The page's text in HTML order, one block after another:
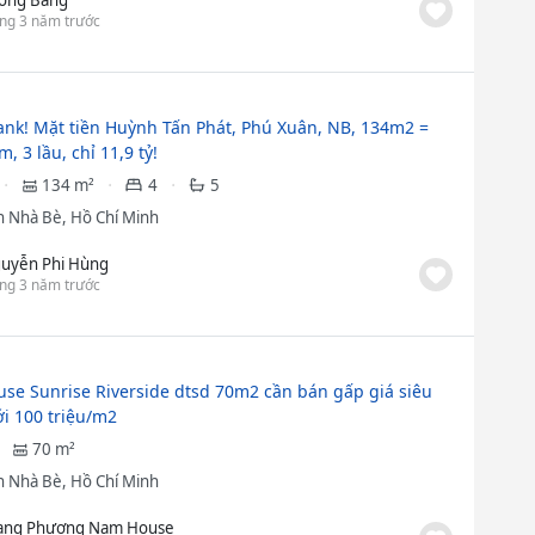
3 năm trước
Mặt tiền Huỳnh Tấn Phát, Phú Xuân, NB, 134m2 =
3 lầu, chỉ 11,9 tỷ!
134 m² 4
5
Nhà Bè, Hồ Chí Minh
Phi Hùng
3 năm trước
Sunrise Riverside dtsd 70m2 cần bán gấp giá siêu
100 triệu/m2
70 m²
Nhà Bè, Hồ Chí Minh
Phương Nam House